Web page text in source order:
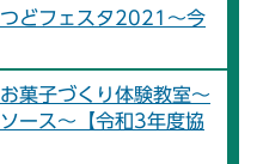
つどフェスタ2021～今
菓子づくり体験教室～
ース～【令和3年度協